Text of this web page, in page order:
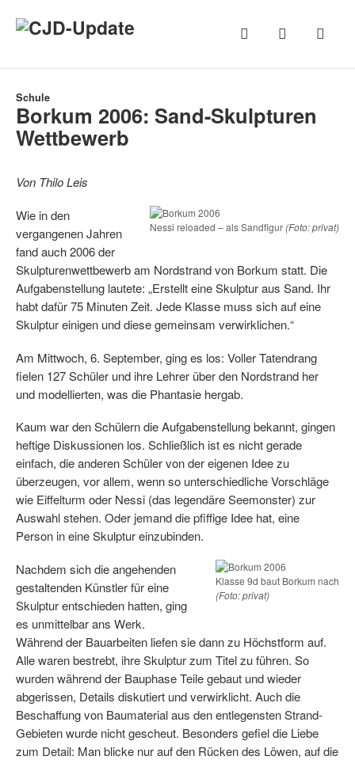
Schule
Borkum 2006: Sand-Skulpturen
Wettbewerb
Von Thilo Leis
Nessi reloaded – als Sandfigur(Foto: privat)
Wie in den
vergangenen Jahren
fand auch 2006 der
Skulpturenwettbewerb am Nordstrand von Borkum statt. Die
Aufgabenstellung lautete: „Erstellt eine Skulptur aus Sand. Ihr
habt dafür 75 Minuten Zeit. Jede Klasse muss sich auf eine
Skulptur einigen und diese gemeinsam verwirklichen.“
Am Mittwoch, 6. September, ging es los: Voller Tatendrang
fielen 127 Schüler und ihre Lehrer über den Nordstrand her
und modellierten, was die Phantasie hergab.
Kaum war den Schülern die Aufgabenstellung bekannt, gingen
heftige Diskussionen los. Schließlich ist es nicht gerade
einfach, die anderen Schüler von der eigenen Idee zu
überzeugen, vor allem, wenn so unterschiedliche Vorschläge
wie Eiffelturm oder Nessi (das legendäre Seemonster) zur
Auswahl stehen. Oder jemand die pfiffige Idee hat, eine
Person in eine Skulptur einzubinden.
Klasse 9d baut Borkum nach
(Foto: privat)
Nachdem sich die angehenden
gestaltenden Künstler für eine
Skulptur entschieden hatten, ging
es unmittelbar ans Werk.
Während der Bauarbeiten liefen sie dann zu Höchstform auf.
Alle waren bestrebt, ihre Skulptur zum Titel zu führen. So
wurden während der Bauphase Teile gebaut und wieder
abgerissen, Details diskutiert und verwirklicht. Auch die
Beschaffung von Baumaterial aus den entlegensten Strand-
Gebieten wurde nicht gescheut. Besonders gefiel die Liebe
zum Detail: Man blicke nur auf den Rücken des Löwen, auf die